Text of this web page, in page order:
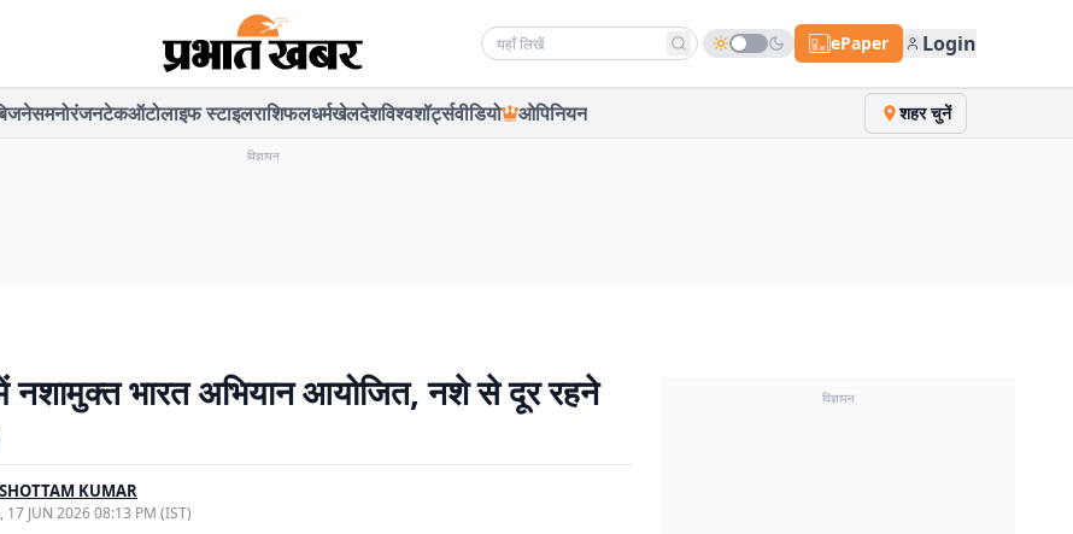
Search news ePaper Login
मनोरंजनटेकऑटोलाइफ स्टाइलराशिफलधर्मखेलदेशविश्वशॉर्ट्सवीडियो ओपिनियन शहर चुनें
विज्ञापन
नशामुक्त भारत अभियान आयोजित, नशे से दूर रहने
KUMAR
17 JUN 2026 08:13 PM (IST)
विज्ञापन